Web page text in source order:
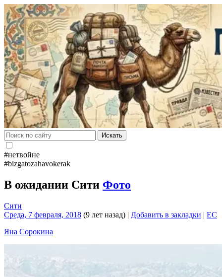
Искать
#нетвойне
#bizgatozahavokerak
В ожидании Сити Фото
Сити
Среда, 7 февраля, 2018 (9 лет назад) | Добавить в закладки | EC
Яна Сорокина